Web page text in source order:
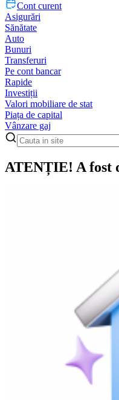
Cont curent
Asigurări
Sănătate
Auto
Bunuri
Transferuri
Pe cont bancar
Rapide
Investiții
Valori mobiliare de stat
Piața de capital
Vânzare gaj
ATENȚIE! A fost